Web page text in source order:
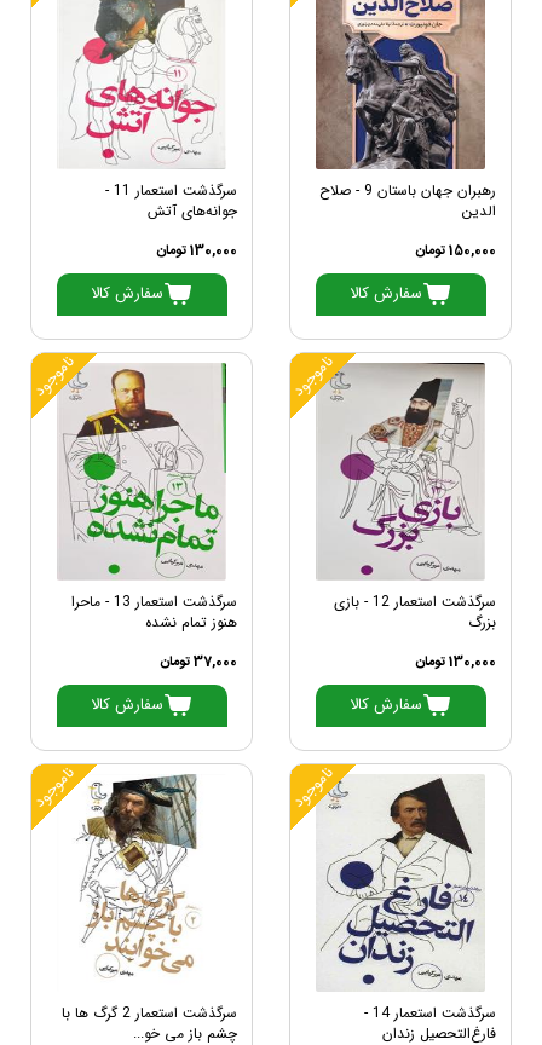
رهبران جهان باستان 9 - صلاح
الدین
150,000 تومان
سفارش کالا
سرگذشت استعمار 11 -
جوانه‌های آتش
130,000 تومان
سفارش کالا
ناموجود
سرگذشت استعمار 12 - بازی
بزرگ
130,000 تومان
سفارش کالا
ناموجود
سرگذشت استعمار 13 - ماحرا
هنوز تمام نشده
37,000 تومان
سفارش کالا
ناموجود
سرگذشت استعمار 14 -
فارغ‌التحصیل زندان
ناموجود
سرگذشت استعمار 2 گرگ ها با
چشم باز می خو...